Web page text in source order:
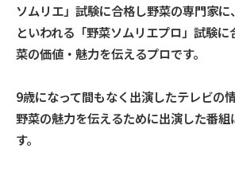
ソムリエ」試験に合格し野菜の専門家
といわれる「野菜ソムリエプロ」試験
菜の価値・魅力を伝えるプロです。
9歳になって間もなく出演したテレビの
野菜の魅力を伝えるために出演した番
す。